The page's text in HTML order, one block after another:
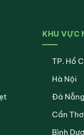
KHU VỰC
TP. Hồ
Hà Nội
Đà Nẵng
Cần Thơ
Bình